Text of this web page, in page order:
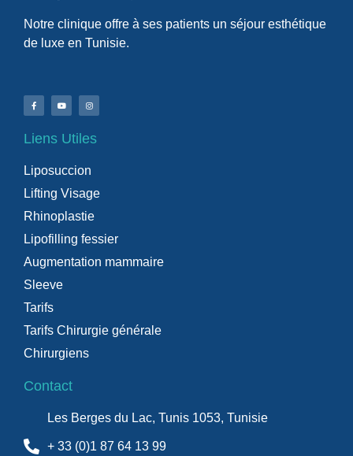
Notre clinique offre à ses patients un séjour esthétique
de luxe en Tunisie.
Liens Utiles
Liposuccion
Lifting Visage
Rhinoplastie
Lipofilling fessier
Augmentation mammaire
Sleeve
Tarifs
Tarifs Chirurgie générale
Chirurgiens
Contact
Les Berges du Lac, Tunis 1053, Tunisie
+ 33 (0)1 87 64 13 99